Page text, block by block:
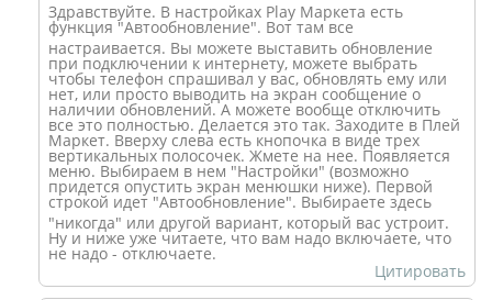
Здравствуйте. В настройках Play Маркета есть
функция "Автообновление". Вот там все
настраивается. Вы можете выставить обновление
при подключении к интернету, можете выбрать
чтобы телефон спрашивал у вас, обновлять ему или
нет, или просто выводить на экран сообщение о
наличии обновлений. А можете вообще отключить
все это полностью. Делается это так. Заходите в Плей
Маркет. Вверху слева есть кнопочка в виде трех
вертикальных полосочек. Жмете на нее. Появляется
меню. Выбираем в нем "Настройки" (возможно
придется опустить экран менюшки ниже). Первой
строкой идет "Автообновление". Выбираете здесь
"никогда" или другой вариант, который вас устроит.
Ну и ниже уже читаете, что вам надо включаете, что
не надо - отключаете.
Цитировать